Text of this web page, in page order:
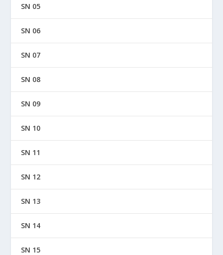
SN 05
SN 06
SN 07
SN 08
SN 09
SN 10
SN 11
SN 12
SN 13
SN 14
SN 15